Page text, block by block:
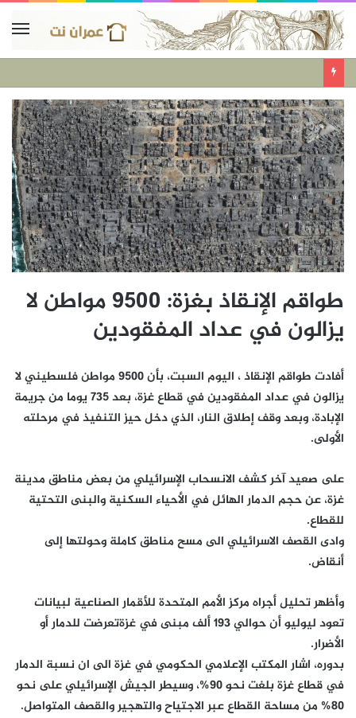
طواقم الإنقاذ بغزة: 9500 مواطن لا
يزالون في عداد المفقودين
أفادت طواقم الإنقاذ ، اليوم السبت، بأن 9500 مواطن فلسطيني لا
يزالون في عداد المفقودين في قطاع غزة، بعد 735 يوما من جريمة
الإبادة، وبعد وقف إطلاق النار، الذي دخل حيز التنفيذ في مرحلته
الأولى.
على صعيد آخر كشف الانسحاب الإسرائيلي من بعض مناطق مدينة
غزة، عن حجم الدمار الهائل في الأحياء السكنية والبنى التحتية
للقطاع.
وادى القصف الاسرائيلي الى مسح مناطق كاملة وحولتها إلى
أنقاض.
وأظهر تحليل أجراه مركز الأمم المتحدة للأقمار الصناعية لبيانات
تعود ليوليو أن حوالي 193 ألف مبنى في غزةتعرضت للدمار أو
الأضرار.
بدوره، اشار المكتب الإعلامي الحكومي في غزة الى ان نسبة الدمار
في قطاع غزة بلغت نحو 90%، وسيطر الجيش الإسرائيلي على نحو
80% من مساحة القطاع عبر الاجتياح والتهجير والقصف المتواصل.